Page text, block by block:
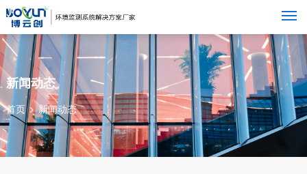
新闻动态
首页 新闻动态